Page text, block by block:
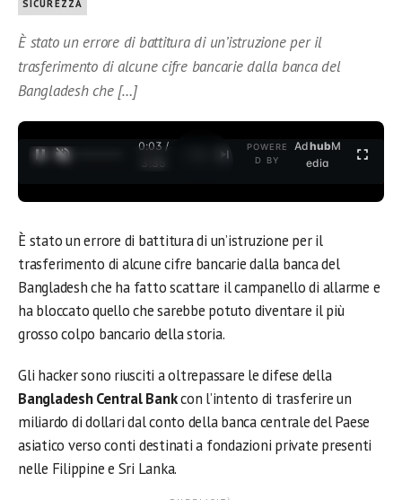
SICUREZZA
È stato un errore di battitura di un’istruzione per il
trasferimento di alcune cifre bancarie dalla banca del
Bangladesh che […]
0:03 /
3:35
POWERE
D BY
AdhubM
edia
È stato un errore di battitura di un’istruzione per il
trasferimento di alcune cifre bancarie dalla banca del
Bangladesh che ha fatto scattare il campanello di allarme e
ha bloccato quello che sarebbe potuto diventare il più
grosso colpo bancario della storia.
Gli hacker sono riusciti a oltrepassare le difese della
Bangladesh Central Bankcon l’intento di trasferire un
miliardo di dollari dal conto della banca centrale del Paese
asiatico verso conti destinati a fondazioni private presenti
nelle Filippine e Sri Lanka.